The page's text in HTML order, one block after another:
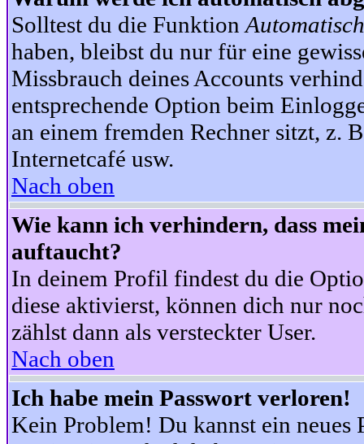
Solltest du die Funktion
haben, bleibst du nur für eine
Missbrauch deines Accounts
entsprechende Option beim
an einem fremden Rechner sitzt, z.
Internetcafé usw.
Nach oben
Wie kann ich verhindern, dass
auftaucht?
In deinem Profil findest du die
diese aktivierst, können dich nur
zählst dann als versteckter User.
Nach oben
Ich habe mein Passwort verloren!
Kein Problem! Du kannst ein neues